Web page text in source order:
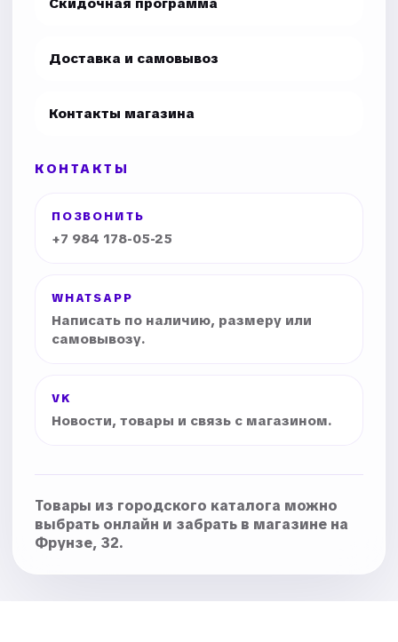
Скидочная программа
Доставка и самовывоз
Контакты магазина
КОНТАКТЫ
ПОЗВОНИТЬ
+7 984 178-05-25
WHATSAPP
Написать по наличию, размеру или
самовывозу.
VK
Новости, товары и связь с магазином.
Товары из городского каталога можно
выбрать онлайн и забрать в магазине на
Фрунзе, 32.